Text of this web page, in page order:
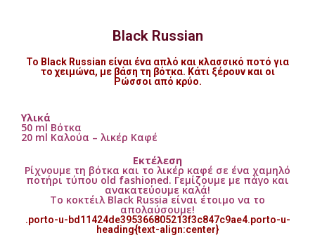
Black Russian
To Black Russian είναι ένα απλό και κλασσικό ποτό για
το χειμώνα, με βάση τη βότκα. Κάτι ξέρουν και οι
Ρώσσοι από κρύο.
Υλικά
50 ml Βότκα
20 ml Καλούα – λικέρ Καφέ
Εκτέλεση
Ρίχνουμε τη βότκα και το λικέρ καφέ σε ένα χαμηλό
ποτήρι τύπου old fashioned. Γεμίζουμε με πάγο και
ανακατεύουμε καλά!
Το κοκτέιλ Black Russia είναι έτοιμο να το
απολαύσουμε!
.porto-u-bd11424de395366805213f3c847c9ae4.porto-u-
heading{text-align:center}